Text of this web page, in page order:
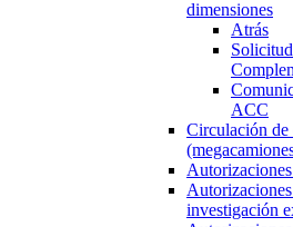
dimensiones
Atrás
ACC
Circulación de
investigación